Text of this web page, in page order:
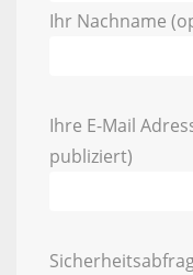
Ihr Nachname
Ihre E-Mail
publiziert)